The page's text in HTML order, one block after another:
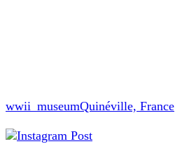
wwii_museumQuinéville, France